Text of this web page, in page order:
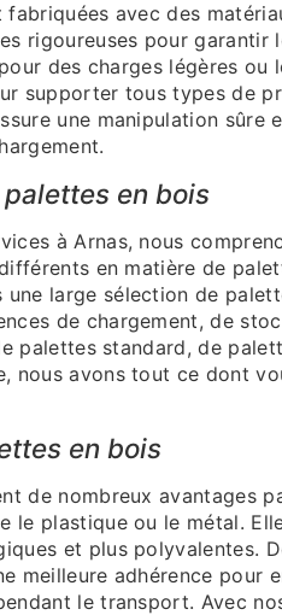
avec des
rigoureuses pour garantir
des charges légères ou
supporter tous types de
une manipulation sûre
en bois
à Arnas, nous
en matière de
large sélection de
de chargement, de
palettes standard, de
nous avons tout ce dont
en bois
de nombreux avantages
le plastique ou le métal.
et plus polyvalentes.
meilleure adhérence pour
le transport. Avec